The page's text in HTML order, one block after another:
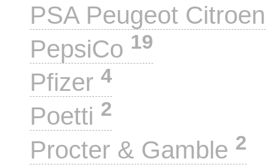
PSA Peugeot
PepsiCo 19
Pfizer 4
Poetti 2
Procter & Gamble 2